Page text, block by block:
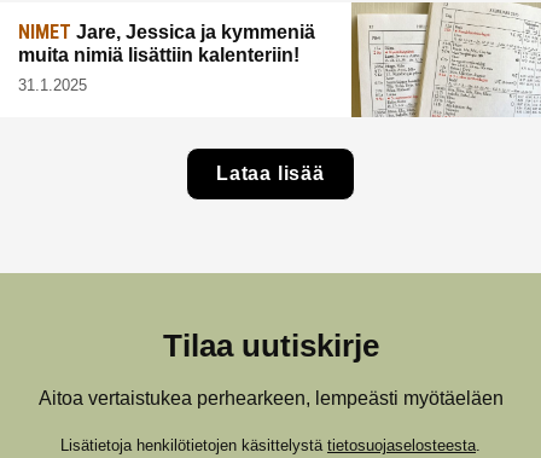
NIMET Jare, Jessica ja kymmeniä
muita nimiä lisättiin kalenteriin!
31.1.2025
Lataa lisää
Tilaa uutiskirje
Aitoa vertaistukea perhearkeen, lempeästi myötäeläen
Lisätietoja henkilötietojen käsittelystä tietosuojaselosteesta